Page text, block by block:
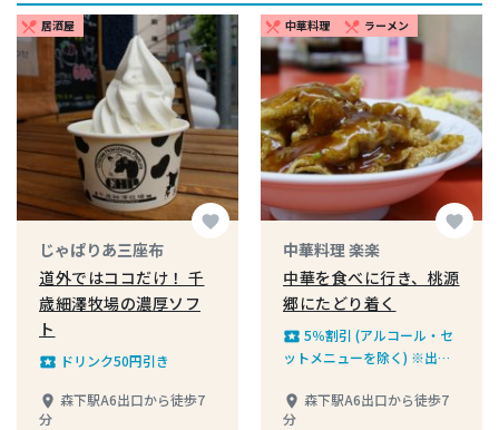
restaurant_menu 居酒屋
favorite
じゃぱりあ三座布
道外ではココだけ！ 千
歳細澤牧場の濃厚ソフ
ト
local_play ドリンク50円引き
place 森下駅A6出口から徒歩7
分
restaurant_menu 中華料理 restaurant_menu ラーメン
favorite
中華料理 楽楽
中華を食べに行き、桃源
郷にたどり着く
local_play 5％割引 (アルコール・セ
ットメニューを除く) ※出前
け下さい
place 森下駅A6出口から徒歩7
分